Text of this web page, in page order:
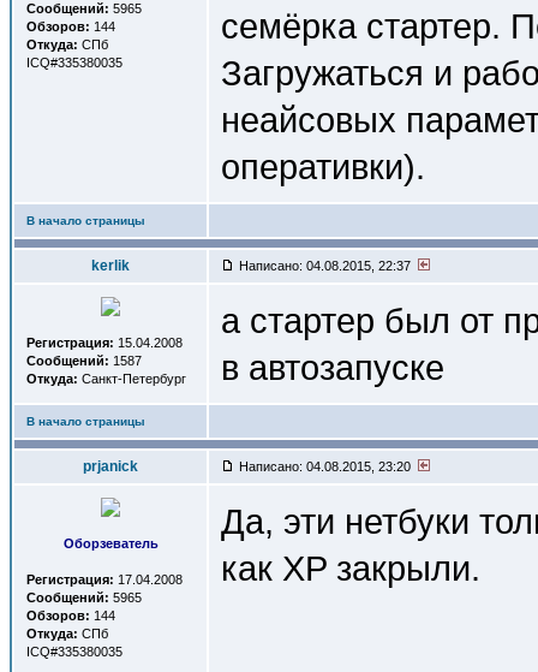
Сообщений: 5965
Обзоров: 144
Откуда: СПб
ICQ#335380035
семёрка стартер.
Загружаться и
неайсовых
оперативки).
В начало страницы
kerlik Написано: 04.08.2015, 22:37
Регистрация: 15.04.2008
Сообщений: 1587
Откуда: Санкт-Петербург
а стартер был от
в автозапуске
В начало страницы
prjanick Написано: 04.08.2015, 23:20
Оборзеватель
Регистрация: 17.04.2008
Сообщений: 5965
Обзоров: 144
Откуда: СПб
ICQ#335380035
Да, эти нетбуки
как XP закрыли.